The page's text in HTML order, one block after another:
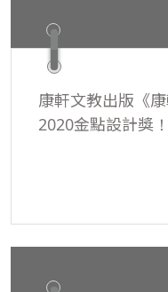
康軒文教出版《
2020金點設計獎！